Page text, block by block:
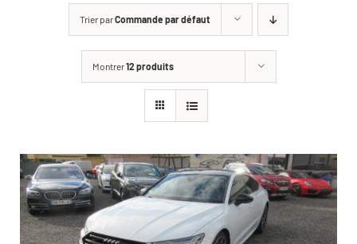
Trier parCommande par défaut
Montrer12 produits